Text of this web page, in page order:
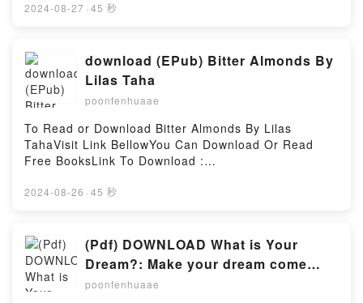
book=9492995344Description : #1 NEW YORK
het nu een activiteit ter verbetering van hun
lichamelijke en geestelijke gezondheid, om
effectiever te functioneren, om op een
verantwoordelijker manier in de maatschappij te
staan en om beter om te gaan met onze planeet. Als
yoga op al deze terreinen een gunstige uitwerking
heeft, wat door veel beoefenaars bevestigd wordt,
yoga eigenlijk?Geloof het of niet, het antwoord op
Eddie Stern ons de werking van het zenuwstelsel
zien volgens yoga en volgens de wetenschap. Hij
beschrijft welke processen er onder het oppervlak
van ons lichaam plaatsvinden en geeft aan hoe we
2024-08-27 · 45 秒
download (EPub) Bitter Almonds By
Lilas Taha
poonfenhuaae
To Read or Download Bitter Almonds By Lilas
TahaVisit Link BellowYou Can Download Or Read
Free BooksLink To Download :
book=9927118007Available versions: EPUB, PDF,
AlmondsReading Bitter AlmondsDownload Bitter
AlmondsPDF/Epub Bitter AlmondsNow You ready to
Read Or Download Bitter AlmondsPowered by
Firstory Hosting
2024-08-26 · 45 秒
(Pdf) DOWNLOAD What is Your
Dream?: Make your dream come
true. Start today. By Esther Jacobs
poonfenhuaae